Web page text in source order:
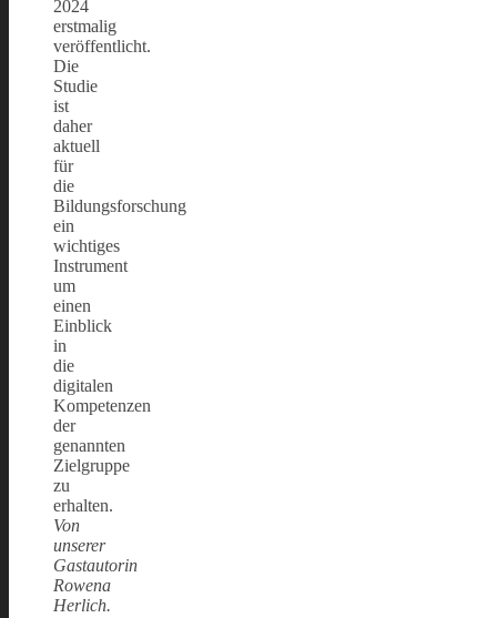
2024
erstmalig
veröffentlicht.
Die
Studie
ist
daher
aktuell
für
die
Bildungsforschung
ein
wichtiges
Instrument
um
einen
Einblick
in
die
digitalen
Kompetenzen
der
genannten
Zielgruppe
zu
erhalten.
Von
unserer
Gastautorin
Rowena
Herlich.